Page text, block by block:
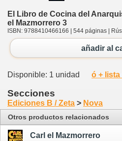
El Libro de Cocina del
el Mazmorrero 3
ISBN: 9788410466166 | 544 páginas |
añadir al
Disponible: 1 unidad ó +
Secciones
Ediciones B / Zeta > Nova
Otros productos relacionados
Carl el Mazmorrero